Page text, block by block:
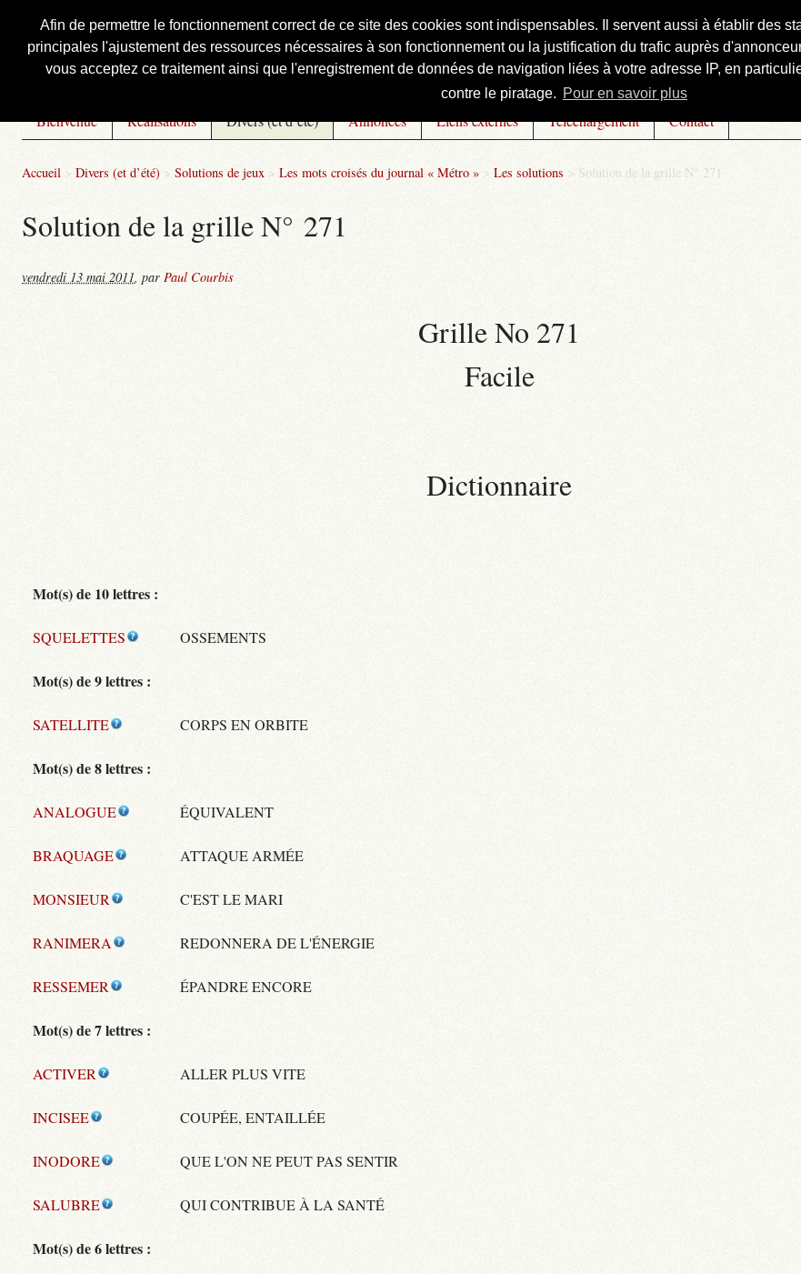
Afin de permettre le fonctionnement correct de ce site des cookies sont indispensables. Il servent aussi à établir des
principales l'ajustement des ressources nécessaires à son fonctionnement ou la justification du trafic auprès
vous acceptez ce traitement ainsi que l'enregistrement de données de navigation liées à votre adresse IP, en
contre le piratage. Pour en savoir plus
Courbis, « LE » Blog Officiel
Bienvenue Réalisations Divers (et d’été) Annonces Liens externes Téléchargement Contact
Accueil > Divers (et d’été) > Solutions de jeux > Les mots croisés du journal « Métro » > Les solutions > Solution de la grille N° 271
Solution de la grille N° 271
vendredi 13 mai 2011, par Paul Courbis
Grille No 271
Facile
Dictionnaire
Mot(s) de 10 lettres :
SQUELETTES OSSEMENTS
Mot(s) de 9 lettres :
SATELLITE CORPS EN ORBITE
Mot(s) de 8 lettres :
ANALOGUE ÉQUIVALENT
BRAQUAGE ATTAQUE ARMÉE
MONSIEUR C'EST LE MARI
RANIMERA REDONNERA DE L'ÉNERGIE
RESSEMER ÉPANDRE ENCORE
Mot(s) de 7 lettres :
ACTIVER ALLER PLUS VITE
INCISEE COUPÉE, ENTAILLÉE
INODORE QUE L'ON NE PEUT PAS SENTIR
SALUBRE QUI CONTRIBUE À LA SANTÉ
Mot(s) de 6 lettres :